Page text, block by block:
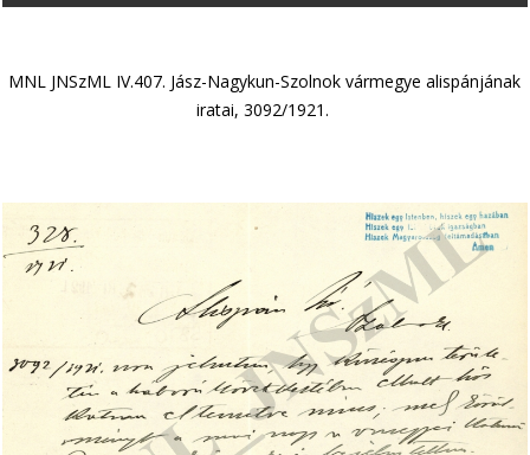
MNL JNSzML IV.407. Jász-Nagykun-Szolnok vármegye alispánjának
iratai, 3092/1921.